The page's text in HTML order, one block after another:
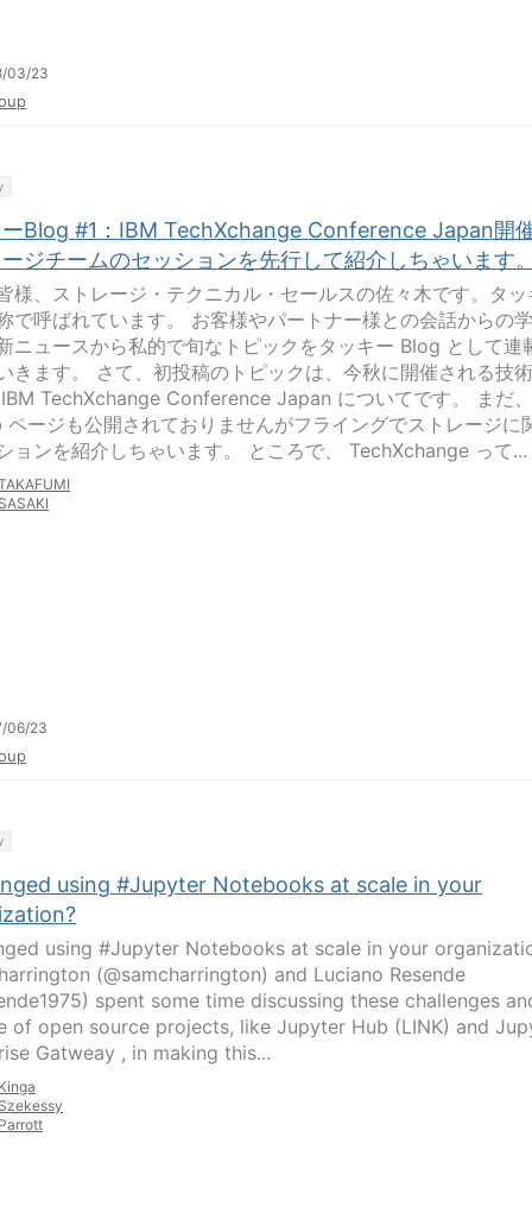
03/23
Blog #1：IBM TechXchange Conference Japan開
ジチームのセッションを先行して紹介しちゃいます
様、ストレージ・テクニカル・セールスの佐々木です。タッ
で呼ばれています。 お客様やパートナー様との会話からの学
ニュースから私的で旬なトピックをタッキー Blog として連
きます。 さて、初投稿のトピックは、今秋に開催される技
TechXchange Conference Japan についてです。 まだ
ページも公開されておりませんがフライングでストレージに
ョンを紹介しちゃいます。 ところで、 TechXchange って...
06/23
using #Jupyter Notebooks at scale in your
using #Jupyter Notebooks at scale in your
(@samcharrington) and Luciano Resende
spent some time discussing these challenges
of open source projects, like Jupyter Hub (LINK) and
Gatweay , in making this...